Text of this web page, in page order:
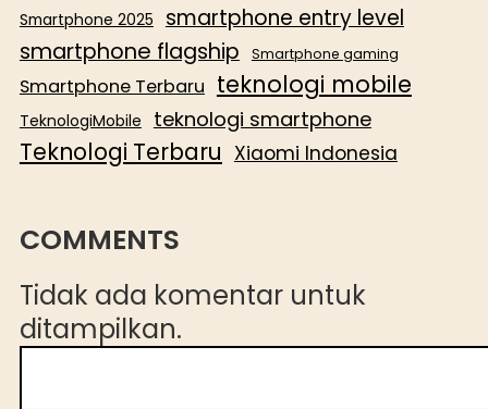
Smartphone 2025
smartphone entry level
smartphone flagship Smartphone gaming
Smartphone Terbaru teknologi mobile
TeknologiMobile teknologi smartphone
Teknologi Terbaru Xiaomi Indonesia
COMMENTS
Tidak ada komentar untuk
ditampilkan.